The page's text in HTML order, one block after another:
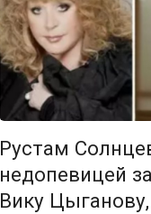
Рустам
недопевицей
Вику